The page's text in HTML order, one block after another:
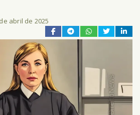
abril de 2025